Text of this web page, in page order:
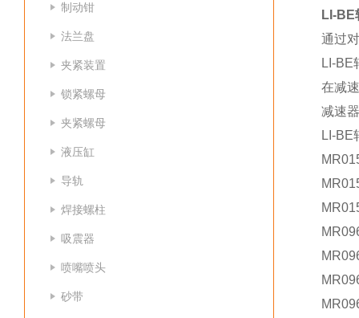
制动钳
法兰盘
夹紧装置
锁紧螺母
夹紧螺母
液压缸
导轨
焊接螺柱
吸震器
喷嘴喷头
砂带
LI-BE
通过
LI-BE
在减
减速
LI-BE